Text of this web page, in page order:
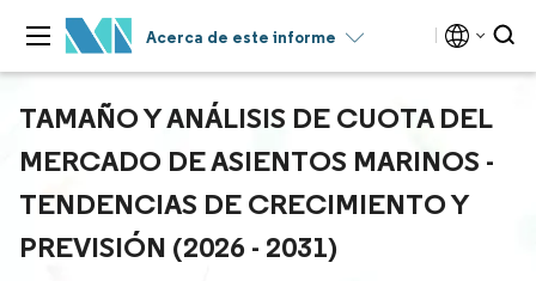
Acerca de este informe
TAMAÑO Y ANÁLISIS DE CUOTA DEL
MERCADO DE ASIENTOS MARINOS -
TENDENCIAS DE CRECIMIENTO Y
PREVISIÓN (2026 - 2031)